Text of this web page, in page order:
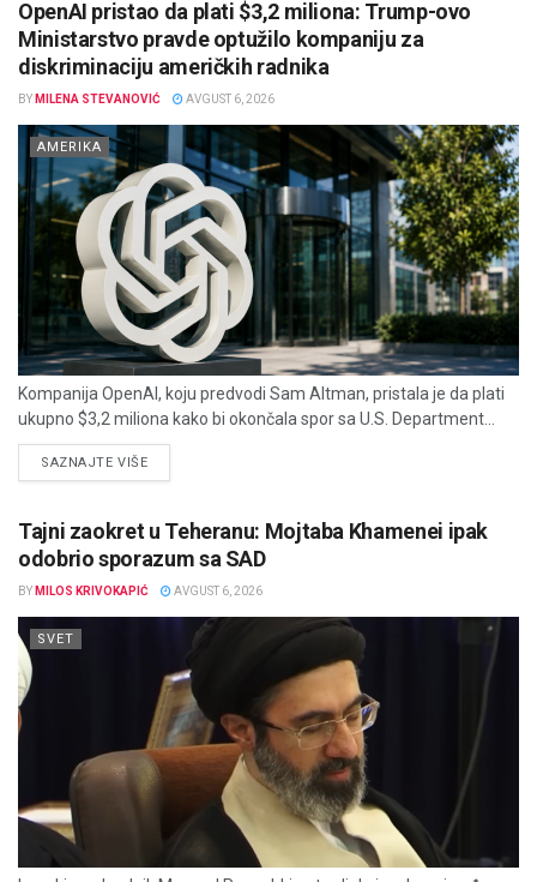
OpenAI pristao da plati $3,2 miliona: Trump-ovo
Ministarstvo pravde optužilo kompaniju za
diskriminaciju američkih radnika
BY MILENA STEVANOVIĆ AVGUST 6, 2026
AMERIKA
Kompanija OpenAI, koju predvodi Sam Altman, pristala je da plati
ukupno $3,2 miliona kako bi okončala spor sa U.S. Department...
SAZNAJTE VIŠEDETAILS
Tajni zaokret u Teheranu: Mojtaba Khamenei ipak
odobrio sporazum sa SAD
BY MILOS KRIVOKAPIĆ AVGUST 6, 2026
SVET